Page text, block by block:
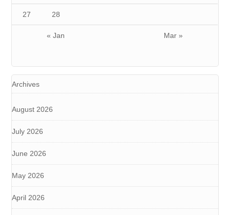
« Jan Mar »
27 28
Archives
August 2026
July 2026
June 2026
May 2026
April 2026